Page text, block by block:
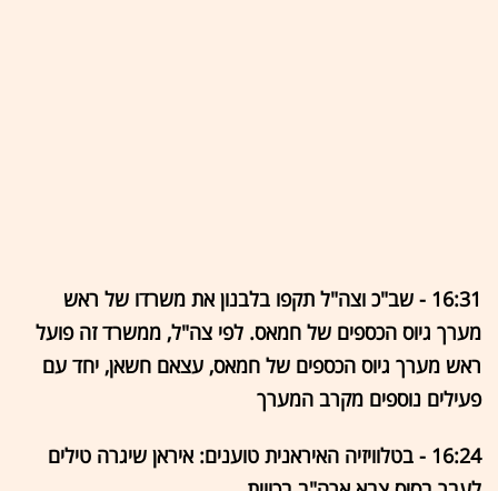
16:31 - שב"כ וצה"ל תקפו בלבנון את משרדו של ראש
מערך גיוס הכספים של חמאס. לפי צה"ל, ממשרד זה פועל
ראש מערך גיוס הכספים של חמאס, עצאם חשאן, יחד עם
פעילים נוספים מקרב המערך
16:24 - בטלוויזיה האיראנית טוענים: איראן שיגרה טילים